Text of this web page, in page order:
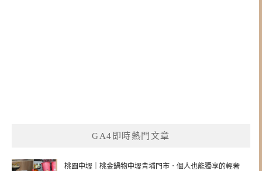
GA4即時熱門文章
桃園中壢｜桃金鍋物中壢青埔門市．個人也能獨享的輕奢